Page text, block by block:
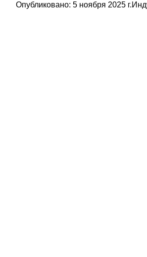
Опубликовано: 5 ноября 2025 г.